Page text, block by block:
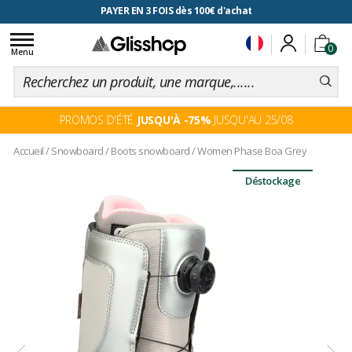
PAYER EN 3 FOIS dès 100€ d'achat
0
Toggle
navigation
Menu
PROMOS D'ÉTÉ JUSQU'À -75% JUSQU'AU 25/08
Accueil/Snowboard/Boots snowboard/Women Phase Boa Grey
Déstockage